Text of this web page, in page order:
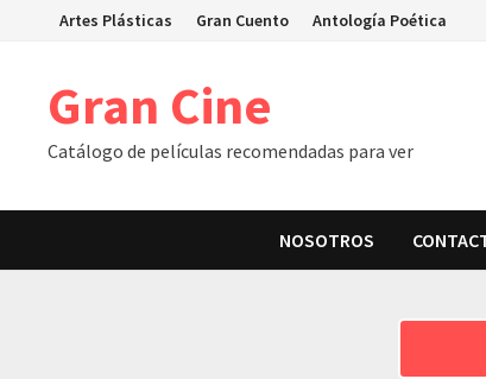
Artes Plásticas Gran Cuento Antología Poética
Gran Cine
Catálogo de películas recomendadas para ver
NOSOTROS